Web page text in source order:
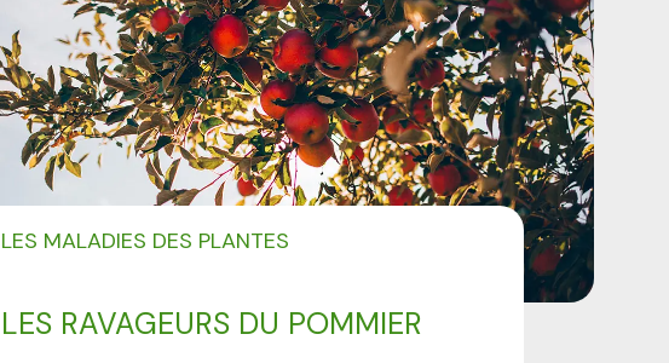
LES RAVAGEURS DU POMMIER
LES MALADIES DES PLANTES